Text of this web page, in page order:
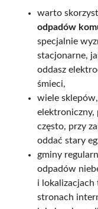
warto
odpadów
specjalnie
stacjonarne,
oddasz
śmieci,
wiele
elektroniczny,
często, przy
oddać stary
gminy
odpadów
i lokalizacjach
stronach